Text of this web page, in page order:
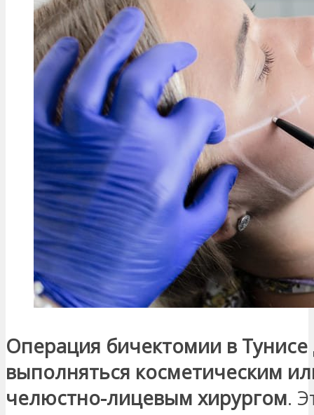
Операция бичектомии в
выполняться косметическим
челюстно-лицевым хирургом.